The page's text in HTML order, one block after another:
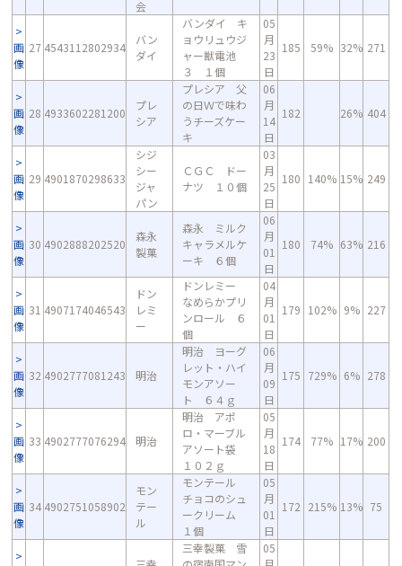
会
画
像
27 4543112802934
バン
ダイ
バンダイ キ
ョウリュウジ
ャー獣電池
３ １個
05
月
23
日
185 59% 32% 271
画
像
28 4933602281200
プレ
シア
プレシア 父
の日Ｗで味わ
うチーズケー
キ
06
月
14
日
182 26% 404
画
像
29 4901870298633
シジ
シー
ジャ
パン
ＣＧＣ ドー
ナツ １０個
03
月
25
日
180 140% 15% 249
画
像
30 4902888202520
森永
製菓
森永 ミルク
キャラメルケ
ーキ ６個
06
月
01
日
180 74% 63% 216
画
像
31 4907174046543
ドン
レミ
ー
ドンレミー
なめらかプリ
ンロール ６
個
04
月
01
日
179 102% 9% 227
画
像
32 4902777081243 明治
明治 ヨーグ
レット・ハイ
モンアソー
ト ６４ｇ
06
月
09
日
175 729% 6% 278
画
像
33 4902777076294 明治
明治 アポ
ロ・マーブル
アソート袋
１０２ｇ
05
月
18
日
174 77% 17% 200
画
像
34 4902751058902
モン
テー
ル
モンテール
チョコのシュ
ークリーム
１個
05
月
01
日
172 215% 13% 75
三幸製菓 雪
05